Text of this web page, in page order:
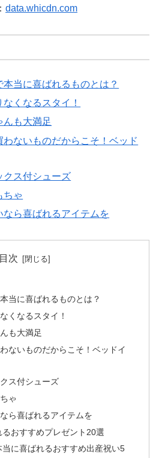
data.whicdn.com
当に喜ばれるものとは？
くなるスタイ！
んも大満足
わないものだからこそ！ベッド
クス付シューズ
ちゃ
ら喜ばれるアイテムを
目次
当に喜ばれるものとは？
くなるスタイ！
も大満足
ないものだからこそ！ベッドイ
ス付シューズ
ゃ
ら喜ばれるアイテムを
おすすめプレゼント20選
当に喜ばれるおすすめ出産祝い5